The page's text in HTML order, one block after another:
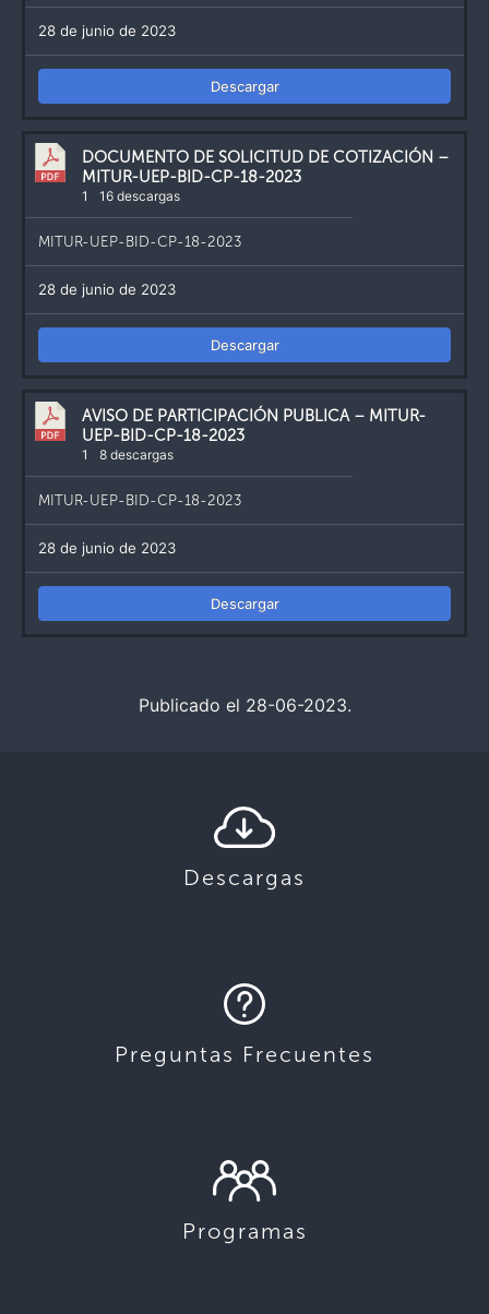
28 de junio de 2023
Descargar
DOCUMENTO DE SOLICITUD DE COTIZACIÓN –
MITUR-UEP-BID-CP-18-2023
1 16 descargas
MITUR-UEP-BID-CP-18-2023
28 de junio de 2023
Descargar
AVISO DE PARTICIPACIÓN PUBLICA – MITUR-
UEP-BID-CP-18-2023
1 8 descargas
MITUR-UEP-BID-CP-18-2023
28 de junio de 2023
Descargar
Publicado el 28-06-2023.
Descargas
Preguntas Frecuentes
Programas